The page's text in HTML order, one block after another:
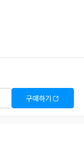
구매하기